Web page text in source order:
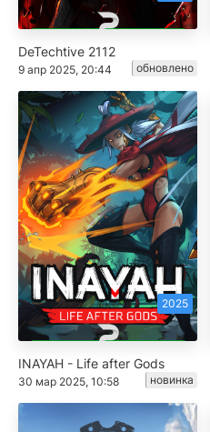
DeTechtive 2112
9 апр 2025, 20:44 обновлено
2025
INAYAH - Life after Gods
30 мар 2025, 10:58 новинка